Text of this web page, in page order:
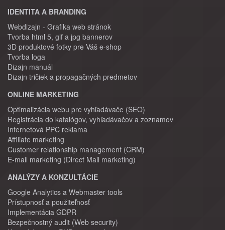
IDENTITA A BRANDING
Webdizajn - Grafika web stránok
Tvorba html 5, gif a jpg bannerov
3D produktové fotky pre Váš e-shop
Tvorba loga
Dizajn manuál
Dizajn tričiek a propagačných predmetov
ONLINE MARKETING
Optimalizácia webu pre vyhľadávače (SEO)
Registrácia do katalógov, vyhľadávačov a zoznamov
Internetová PPC reklama
Affiliate marketing
Customer relationship management (CRM)
E-mail marketing (Direct Mail marketing)
ANALÝZY A KONZULTÁCIE
Google Analytics a Webmaster tools
Prístupnosť a použiteľnosť
Implementácia GDPR
Bezpečnostný audit (Web security)